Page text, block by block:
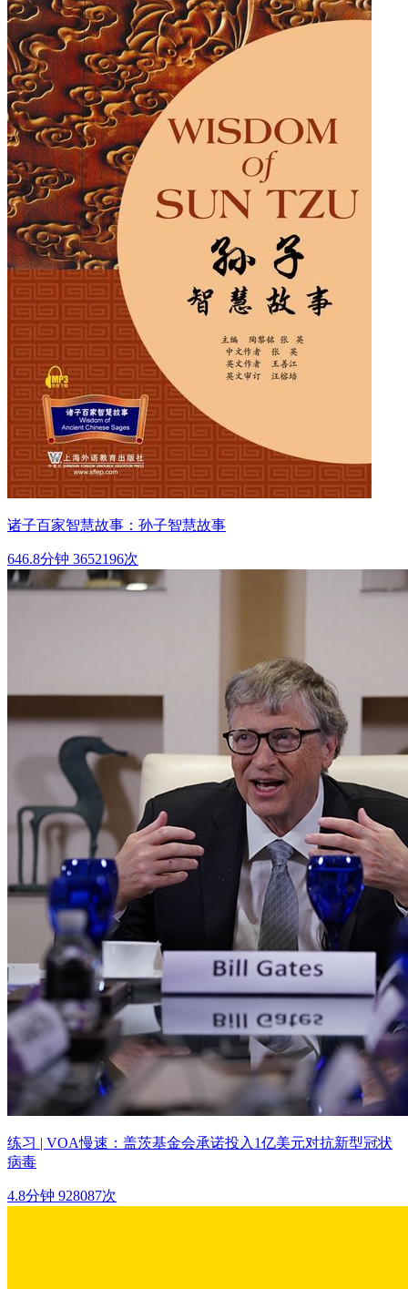
诸子百家智慧故事：孙子智慧故事
646.8分钟 3652196次
练习 | VOA慢速：盖茨基金会承诺投入1亿美元对抗新型冠状
病毒
4.8分钟 928087次